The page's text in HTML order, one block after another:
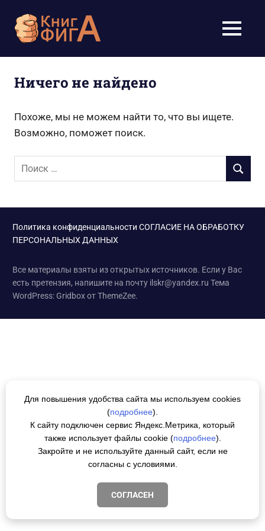
содержимому
для
школьников
11
класс
бесплатно
онлайн,
скачать
pdf
МЕНЮ
Ничего не найдено
Похоже, мы не можем найти то, что вы ищете.
Возможно, поможет поиск.
Поиск
для:
ПОИСК
Политика конфиденциальности СОГЛАСИЕ НА ОБРАБОТКУ
ПЕРСОНАЛЬНЫХ ДАННЫХ
Все материалы взяты из открытых источников. Если у Вас
есть претензия, напишите на почту ilskr@yandex.ru Тема
WordPress: Gridbox от ThemeZee.
Для повышения удобства сайта мы используем cookies
(подробнее).
К сайту подключен сервис Яндекс.Метрика, который
также использует файлы cookie (подробнее).
Закройте и не используйте данный сайт, если не
согласны с условиями.
СОГЛАСЕН